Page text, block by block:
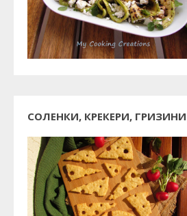
СОЛЕНКИ, КРЕКЕРИ, ГРИЗИНИ